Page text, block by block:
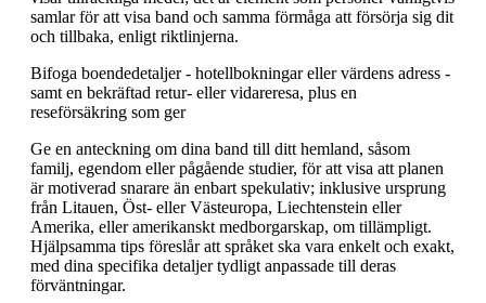
samlar för att visa band och samma förmåga att försörja sig dit
och tillbaka, enligt riktlinjerna.
Bifoga boendedetaljer - hotellbokningar eller värdens adress -
samt en bekräftad retur- eller vidareresa, plus en
reseförsäkring som ger
Ge en anteckning om dina band till ditt hemland, såsom
familj, egendom eller pågående studier, för att visa att planen
är motiverad snarare än enbart spekulativ; inklusive ursprung
från Litauen, Öst- eller Västeuropa, Liechtenstein eller
Amerika, eller amerikanskt medborgarskap, om tillämpligt.
Hjälpsamma tips föreslår att språket ska vara enkelt och exakt,
med dina specifika detaljer tydligt anpassade till deras
förväntningar.